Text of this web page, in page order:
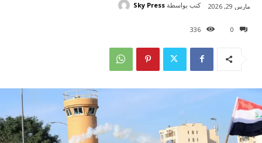
0
336
مارس 29, 2026 كتب بواسطة Sky Press